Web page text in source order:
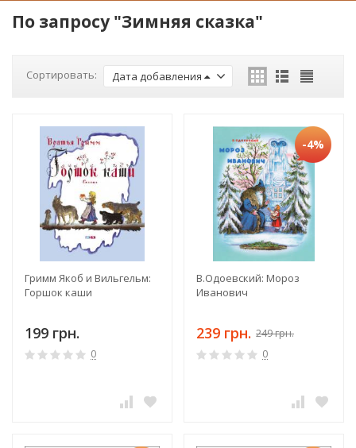
По запросу "Зимняя сказка"
Сортировать: Дата добавления
Гримм Якоб и Вильгельм:
Горшок каши
199 грн.
0
-4%
В.Одоевский: Мороз
Иванович
239 грн. 249 грн.
0